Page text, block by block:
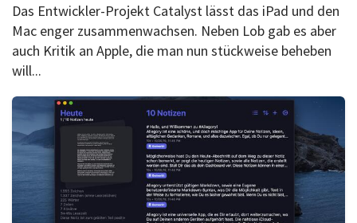
Das Entwickler-Projekt Catalyst lässt das iPad und den
Mac enger zusammenwachsen. Neben Lob gab es aber
auch Kritik an Apple, die man nun stückweise beheben
will...